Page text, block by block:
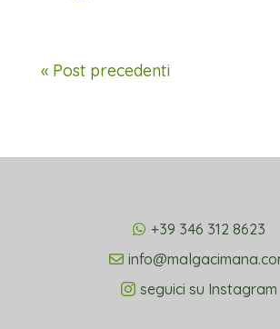
« Post precedenti
+39 346 312 8623
seguici su Instagram